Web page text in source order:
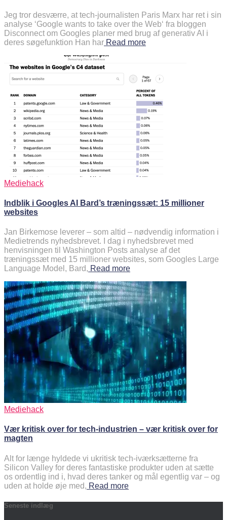
Jeg tror desværre, at tech-journalisten Paris Marx har ret i sin
analyse ‘Google wants to take over the Web‘ fra bloggen
Disconnect om Googles planer med brug af generativ AI i
deres søgefunktion Han har Read more
Mediehack
Indblik i Googles AI Bard’s træningssæt: 15 millioner
websites
Jan Birkemose leverer – som altid – nødvendig information i
Medietrends nyhedsbrevet. I dag i nyhedsbrevet med
henvisningen til Washington Posts analyse af det
træningssæt med 15 millioner websites, som Googles Large
Language Model, Bard, Read more
Mediehack
Vær kritisk over for tech-industrien – vær kritisk over for
magten
Alt for længe hyldede vi ukritisk tech-iværksætterne fra
Silicon Valley for deres fantastiske produkter uden at sætte
os ordentlig ind i, hvad deres tanker og mål egentlig var – og
uden at holde øje med, Read more
Seneste indlæg